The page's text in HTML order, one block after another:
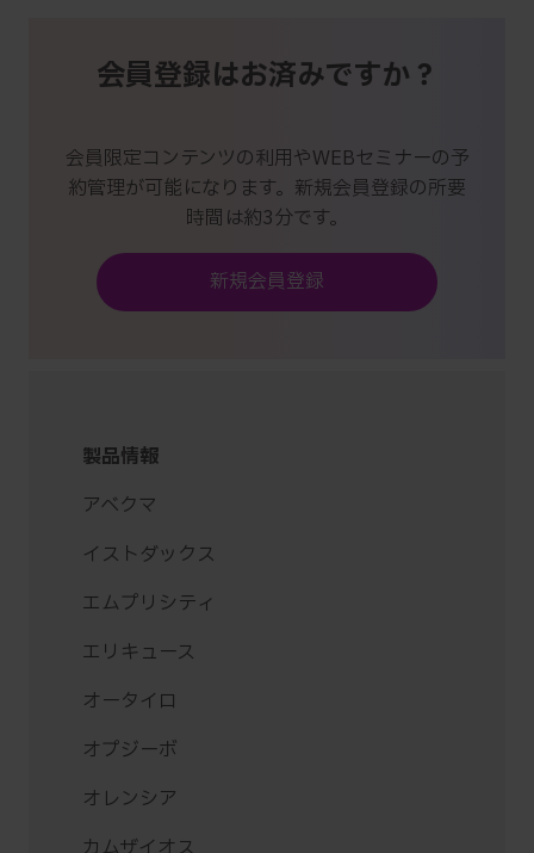
会員登録はお済みですか？
会員限定コンテンツの利用やWEBセミナーの予
約管理が可能になります。新規会員登録の所要
時間は約3分です。
新規会員登録
製品情報
アベクマ
イストダックス
エムプリシティ
エリキュース
オータイロ
オプジーボ
オレンシア